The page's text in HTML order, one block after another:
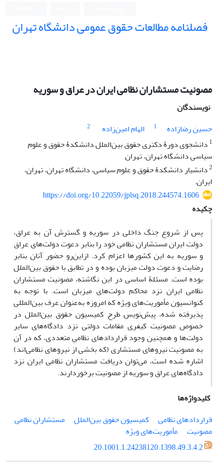
فصلنامه مطالعات حقوق عمومی دانشگاه تهران
مصونیت مستشاران نظامی ایران در عراق و سوریه
نویسندگان
حسین رضازاده
1 الهام امین‌زاده
2
1 دانشجوی دورۀ دکتری حقوق بین‌الملل دانشکدۀ حقوق و علوم
سیاسی دانشگاه تهران، تهران
2دانشیار دانشکدۀ حقوق و علوم سیاسی، دانشگاه تهران، تهران،
ایران.
https://doi.org/10.22059/jplsq.2018.244574.1606
چکیده
پس از شروع جنگ داخلی در سوریه و گسترش آن به عراق،
دولت ایران مستشاران نظامی خود را بنابر دعوت دولت‌های عراق
و سوریه به این کشورها اعزام کرد. ازاین‌رو حضور آنان بنابر
رضایت و دعوت دولت میزبان بوده و در تطابق با حقوق بین‌الملل
بوده است. مسئلۀ اساسی در این نگاشته، مصونیت مستشاران
نظامی ایران نزد محاکم دولت‌های میزبان است. با توجه به
کنوانسیون مأموریت‌های ویژه که امروزه به‌عنوان عرف بین‌المللی
پذیرفته شده، پیش‌نویس طرح کمیسیون حقوق بین‌الملل در
خصوص مصونیت کیفری مقامات دولتی نزد دادگاه‌های سایر
دولت‌ها و همچنین وجود قراردادهای نظامیِ متعددی، که در آن
به مصونیت نیروهای مستشاری (که بخشی از نیروهای نظامی‌اند)
اشاره‌ شده است، می‌توان دریافت مستشاران نظامی ایران نزد
دادگاه‌های عراق و سوریه از مصونیت برخوردارند.
کلیدواژه‌ها
قراردادهای نظامی
کمیسیون حقوق بین‌الملل
مستشاران نظامی
مصونیت
مأموریت‌های ویژه
20.1001.1.24238120.1398.49.3.4.2